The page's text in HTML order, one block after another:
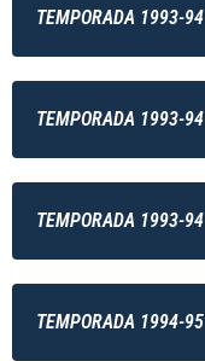
TEMPORADA 1993-94
TEMPORADA 1993-94
TEMPORADA 1993-94
TEMPORADA 1994-95